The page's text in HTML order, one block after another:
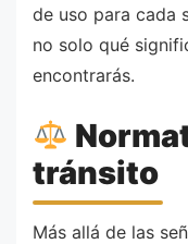
de uso para cada
no solo qué
encontrarás.
tránsito
Más allá de las